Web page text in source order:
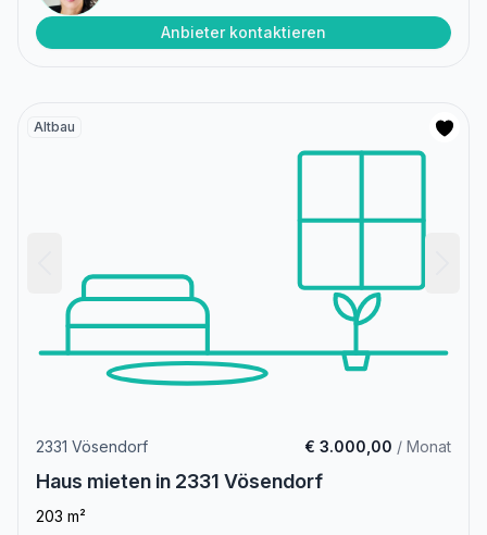
Anbieter kontaktieren
Altbau
2331 Vösendorf € 3.000,00 / Monat
Haus mieten in 2331 Vösendorf
203 m²